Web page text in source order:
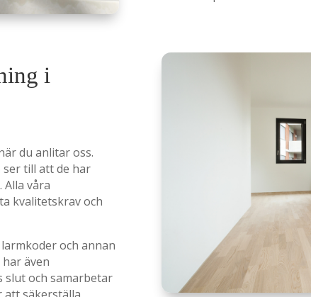
i
du anlitar oss.
ser till att de har
våra
kvalitetskrav och
och annan
även
slut och samarbetar